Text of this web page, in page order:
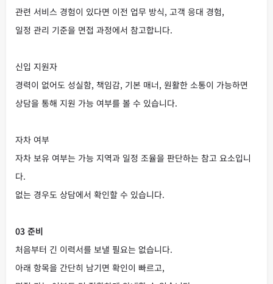
관련 서비스 경험이 있다면 이전 업무 방식, 고객 응대 경험,
일정 관리 기준을 면접 과정에서 참고합니다.
신입 지원자
경력이 없어도 성실함, 책임감, 기본 매너, 원활한 소통이 가능하면
상담을 통해 지원 가능 여부를 볼 수 있습니다.
자차 여부
자차 보유 여부는 가능 지역과 일정 조율을 판단하는 참고 요소입니
다.
없는 경우도 상담에서 확인할 수 있습니다.
03 준비
처음부터 긴 이력서를 보낼 필요는 없습니다.
아래 항목을 간단히 남기면 확인이 빠르고,